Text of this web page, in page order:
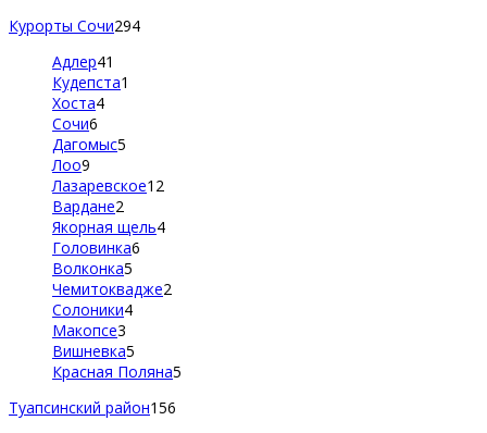
Курорты Сочи294
Адлер41
Кудепста1
Хоста4
Сочи6
Дагомыс5
Лоо9
Лазаревское12
Вардане2
Якорная щель4
Головинка6
Волконка5
Чемитоквадже2
Солоники4
Макопсе3
Вишневка5
Красная Поляна5
Туапсинский район156